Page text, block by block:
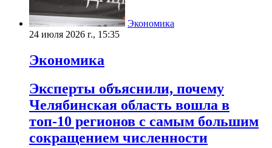
Экономика
24 июля 2026 г., 15:35
Экономика
Эксперты объяснили, почему
Челябинская область вошла в
топ-10 регионов с самым большим
сокращением численности